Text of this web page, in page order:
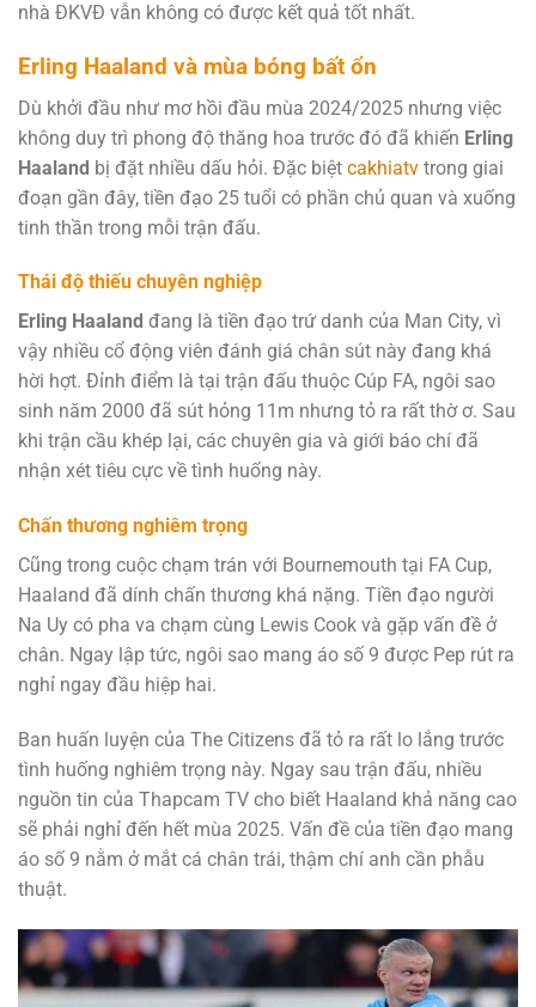
nhà ĐKVĐ vẫn không có được kết quả tốt nhất.
Erling Haaland và mùa bóng bất ổn
Dù khởi đầu như mơ hồi đầu mùa 2024/2025 nhưng việc
không duy trì phong độ thăng hoa trước đó đã khiến Erling
Haaland bị đặt nhiều dấu hỏi. Đặc biệt cakhiatv trong giai
đoạn gần đây, tiền đạo 25 tuổi có phần chủ quan và xuống
tinh thần trong mỗi trận đấu.
Thái độ thiếu chuyên nghiệp
Erling Haaland đang là tiền đạo trứ danh của Man City, vì
vậy nhiều cổ động viên đánh giá chân sút này đang khá
hời hợt. Đỉnh điểm là tại trận đấu thuộc Cúp FA, ngôi sao
sinh năm 2000 đã sút hỏng 11m nhưng tỏ ra rất thờ ơ. Sau
khi trận cầu khép lại, các chuyên gia và giới báo chí đã
nhận xét tiêu cực về tình huống này.
Chấn thương nghiêm trọng
Cũng trong cuộc chạm trán với Bournemouth tại FA Cup,
Haaland đã dính chấn thương khá nặng. Tiền đạo người
Na Uy có pha va chạm cùng Lewis Cook và gặp vấn đề ở
chân. Ngay lập tức, ngôi sao mang áo số 9 được Pep rút ra
nghỉ ngay đầu hiệp hai.
Ban huấn luyện của The Citizens đã tỏ ra rất lo lắng trước
tình huống nghiêm trọng này. Ngay sau trận đấu, nhiều
nguồn tin của Thapcam TV cho biết Haaland khả năng cao
sẽ phải nghỉ đến hết mùa 2025. Vấn đề của tiền đạo mang
áo số 9 nằm ở mắt cá chân trái, thậm chí anh cần phẫu
thuật.